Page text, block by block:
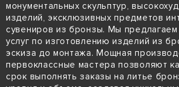
монументальных скульптур,
изделий, эксклюзивных предметов
сувениров из бронзы. Мы предлагаем
услуг по изготовлению изделий из
эскиза до монтажа. Мощная
первоклассные мастера позволяют
срок выполнять заказы на литье